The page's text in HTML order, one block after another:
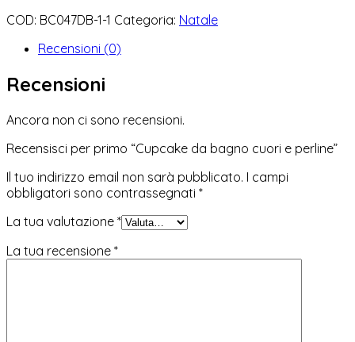
COD: BC047DB-1-1 Categoria: Natale
Recensioni (0)
Recensioni
Ancora non ci sono recensioni.
Recensisci per primo “Cupcake da bagno cuori e perline”
Il tuo indirizzo email non sarà pubblicato. I campi
obbligatori sono contrassegnati *
La tua valutazione *
La tua recensione *